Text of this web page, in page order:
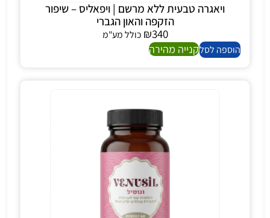
ויאגרה טבעית ללא מרשם | ויפאליס – שיפור
הזקפה והאון הגברי
₪340
כולל מע"מ
הוספה לסלקנייה מהירה